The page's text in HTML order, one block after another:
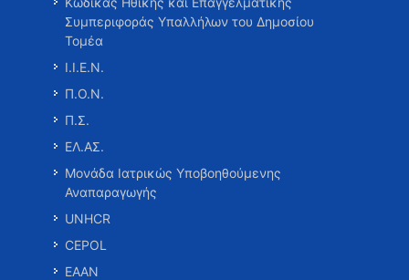
Συμπεριφοράς Υπαλλήλων του Δημοσίου
Τομέα
Ι.Ι.Ε.Ν.
Π.Ο.Ν.
Π.Σ.
ΕΛ.ΑΣ.
Μονάδα Ιατρικώς Υποβοηθούμενης
Αναπαραγωγής
UNHCR
CEPOL
ΕΑΑΝ